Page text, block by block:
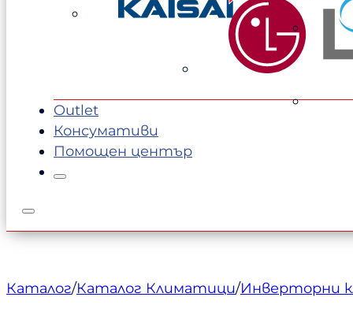
1110,00 €.
1020,00 €.
Outlet
Консумативи
Помощен център
Каталог/Каталог Климатици/Инверторни